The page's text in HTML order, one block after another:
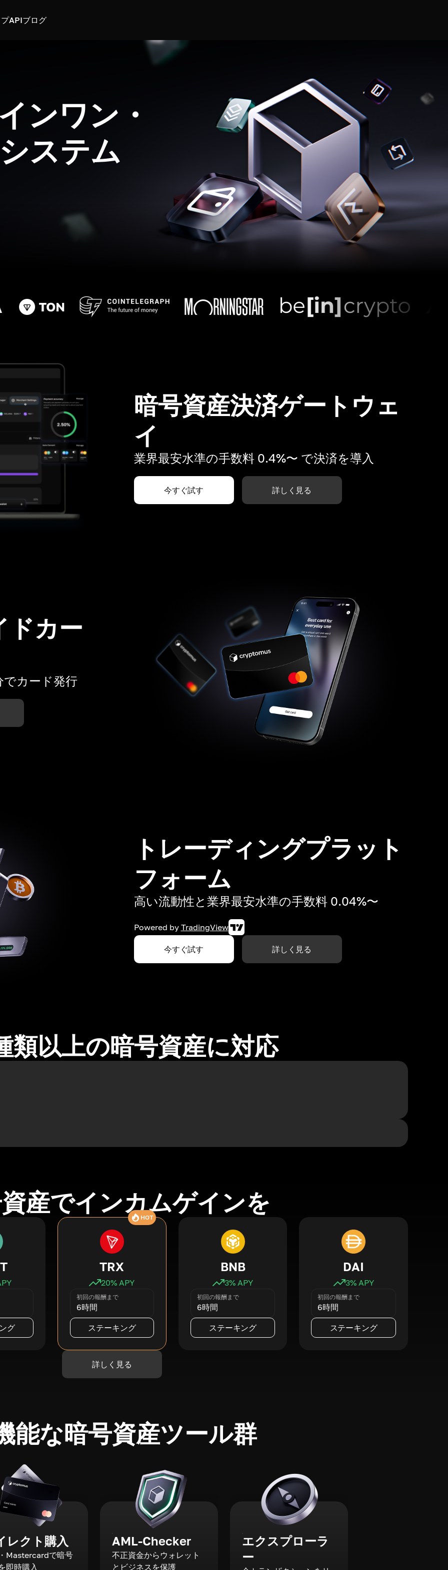
APIブログ
ンワン・
ステム
暗号資産決済ゲートウェ
イ
業界最安水準の手数料 0.4%〜 で決済を導入
今すぐ試す 詳しく見る
ドカー
でカード発行
トレーディングプラット
フォーム
高い流動性と業界最安水準の手数料 0.04%〜
Powered by TradingView
今すぐ試す 詳しく見る
類以上の暗号資産に対応
産でインカムゲインを
グ
HOT
TRX
20% APY
初回の報酬まで
6時間
ステーキング
BNB
3% APY
初回の報酬まで
6時間
ステーキング
DAI
3% APY
初回の報酬まで
6時間
ステーキング
詳しく見る
能な暗号資産ツール群
レクト購入
Mastercardで暗号
即時購入
AML-Checker
不正資金からウォレット
とビジネスを保護
エクスプローラ
ー